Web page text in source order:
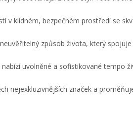
v klidném, bezpečném prostředí se
způsob života, který
uvolněné a sofistikované tempo
nejexkluzivnějších značek a